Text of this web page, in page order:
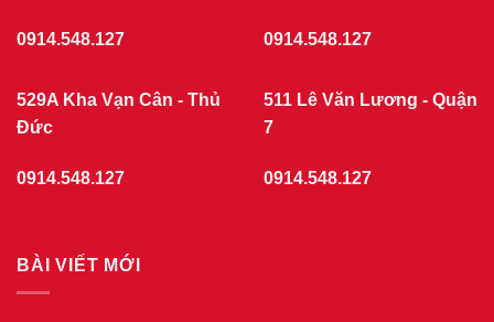
0914.548.127 0914.548.127
529A Kha Vạn Cân - Thủ
Đức
0914.548.127
511 Lê Văn Lương - Quận
7
0914.548.127
BÀI VIẾT MỚI